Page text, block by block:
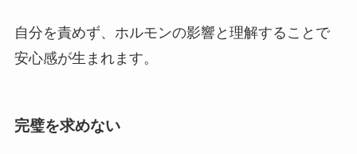
自分を責めず、ホルモンの影響と理解することで
安心感が生まれます。
完璧を求めない